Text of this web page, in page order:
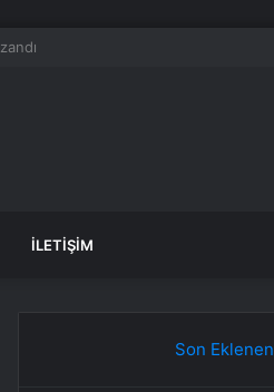
İLETIŞIM
Son Eklenen